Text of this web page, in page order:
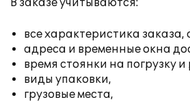
В заказе учитываются:
все характеристика
адреса и временные окна
время стоянки на погрузку и
виды упаковки,
грузовые места,